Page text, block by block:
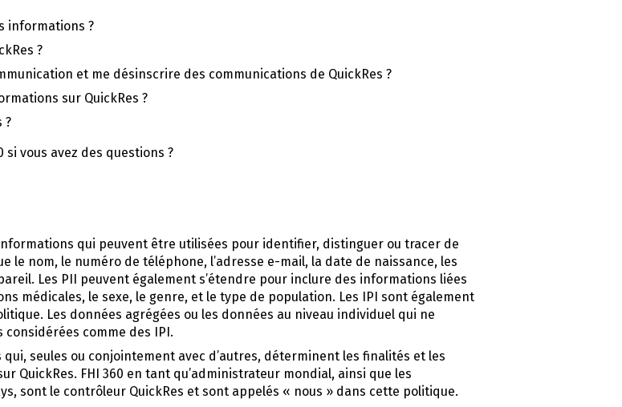
informations ?
?
et me désinscrire des communications de QuickRes ?
sur QuickRes ?
?
si vous avez des questions ?
qui peuvent être utilisées pour identifier, distinguer ou tracer de
le nom, le numéro de téléphone, l’adresse e-mail, la date de naissance, les
Les PII peuvent également s’étendre pour inclure des informations liées
médicales, le sexe, le genre, et le type de population. Les IPI sont également
Les données agrégées ou les données au niveau individuel qui ne
comme des IPI.
qui, seules ou conjointement avec d’autres, déterminent les finalités et les
QuickRes. FHI 360 en tant qu’administrateur mondial, ainsi que les
sont le contrôleur QuickRes et sont appelés « nous » dans cette politique.